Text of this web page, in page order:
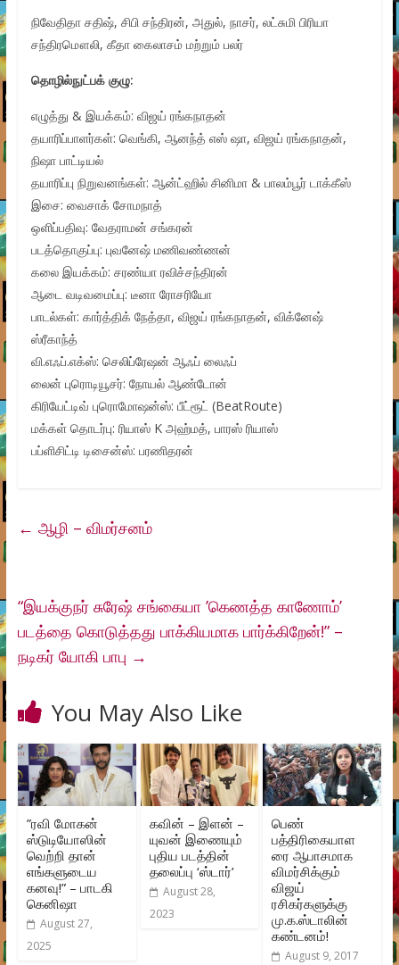
நிவேதிதா சதிஷ், சிபி சந்திரன், அதுல், நாசர், லட்சுமி பிரியா
சந்திரமௌலி, கீதா கைலாசம் மற்றும் பலர்
தொழில்நுட்பக் குழு:
எழுத்து & இயக்கம்: விஜய் ரங்கநாதன்
தயாரிப்பாளர்கள்: வெங்கி, ஆனந்த் எஸ் ஷா, விஜய் ரங்கநாதன்,
நிஷா பாட்டியல்
தயாரிப்பு நிறுவனங்கள்: ஆன்ட்ஹில் சினிமா & பாலம்பூர் டாக்கீஸ்
இசை: வைசாக் சோமநாத்
ஒளிப்பதிவு: வேதராமன் சங்கரன்
படத்தொகுப்பு: புவனேஷ் மணிவண்ணன்
கலை இயக்கம்: சரண்யா ரவிச்சந்திரன்
ஆடை வடிவமைப்பு: டீனா ரோசரியோ
பாடல்கள்: கார்த்திக் நேத்தா, விஜய் ரங்கநாதன், விக்னேஷ்
ஸ்ரீகாந்த்
வி.எஃப்.எக்ஸ்: செலிப்ரேஷன் ஆஃப் லைஃப்
லைன் புரொடியூசர்: நோயல் ஆண்டோன்
கிரியேட்டிவ் புரொமோஷன்ஸ்: பீட்ரூட் (BeatRoute)
மக்கள் தொடர்பு: ரியாஸ் K அஹ்மத், பாரஸ் ரியாஸ்
பப்ளிசிட்டி டிசைன்ஸ்: பரணிதரன்
← ஆழி – விமர்சனம்
“இயக்குநர் சுரேஷ் சங்கையா ’கெணத்த காணோம்’
படத்தை கொடுத்தது பாக்கியமாக பார்க்கிறேன்!” –
நடிகர் யோகி பாபு →
You May Also Like
”ரவி மோகன்
ஸ்டுடியோஸின்
வெற்றி தான்
எங்களுடைய
கனவு!” – பாடகி
கெனிஷா
August 27,
2025
கவின் – இளன் –
யுவன் இணையும்
புதிய படத்தின்
தலைப்பு ‘ஸ்டார்’
August 28,
2023
பெண்
பத்திரிகையாள
ரை ஆபாசமாக
விமர்சிக்கும்
விஜய்
ரசிகர்களுக்கு
மு.க.ஸ்டாலின்
கண்டனம்!
August 9, 2017